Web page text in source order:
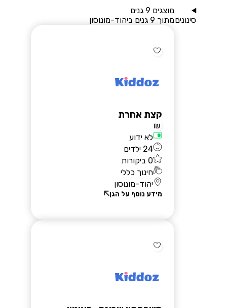
שאלות נפוצות
רוצים להירשם?
הרשמת הורים
סינונים
מוצגים 9 גנים
מתוך 9 גנים ביהוד-מונוסון
קצת אחרת
₪
לא ידוע
24 ילדים
0 ביקורות
חינוך כללי
יהוד-מונוסון
מידע נוסף על הגן